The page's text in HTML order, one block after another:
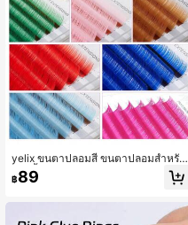
yelix ขนตาปลอมสี ขนตาปลอมสำหรับ
ปาร์ตี้คอสเพลย์และฮาโลวีน B/C/D Cur
l 8-15 มม. ความยาวผสม 12 แถว, ช่อข
฿89